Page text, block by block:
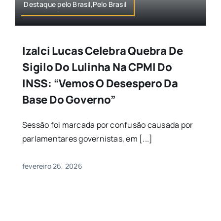
Destaque pelo Brasil,Pelo Brasil
Izalci Lucas Celebra Quebra De
Sigilo Do Lulinha Na CPMI Do
INSS: “Vemos O Desespero Da
Base Do Governo”
Sessão foi marcada por confusão causada por
parlamentares governistas, em [...]
fevereiro 26, 2026